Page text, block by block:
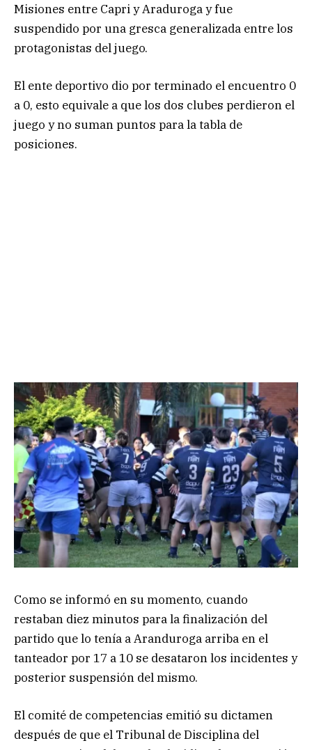
Misiones entre Capri y Araduroga y fue
suspendido por una gresca generalizada entre los
protagonistas del juego.
El ente deportivo dio por terminado el encuentro 0
a 0, esto equivale a que los dos clubes perdieron el
juego y no suman puntos para la tabla de
posiciones.
Como se informó en su momento, cuando
restaban diez minutos para la finalización del
partido que lo tenía a Aranduroga arriba en el
tanteador por 17 a 10 se desataron los incidentes y
posterior suspensión del mismo.
El comité de competencias emitió su dictamen
después de que el Tribunal de Disciplina del